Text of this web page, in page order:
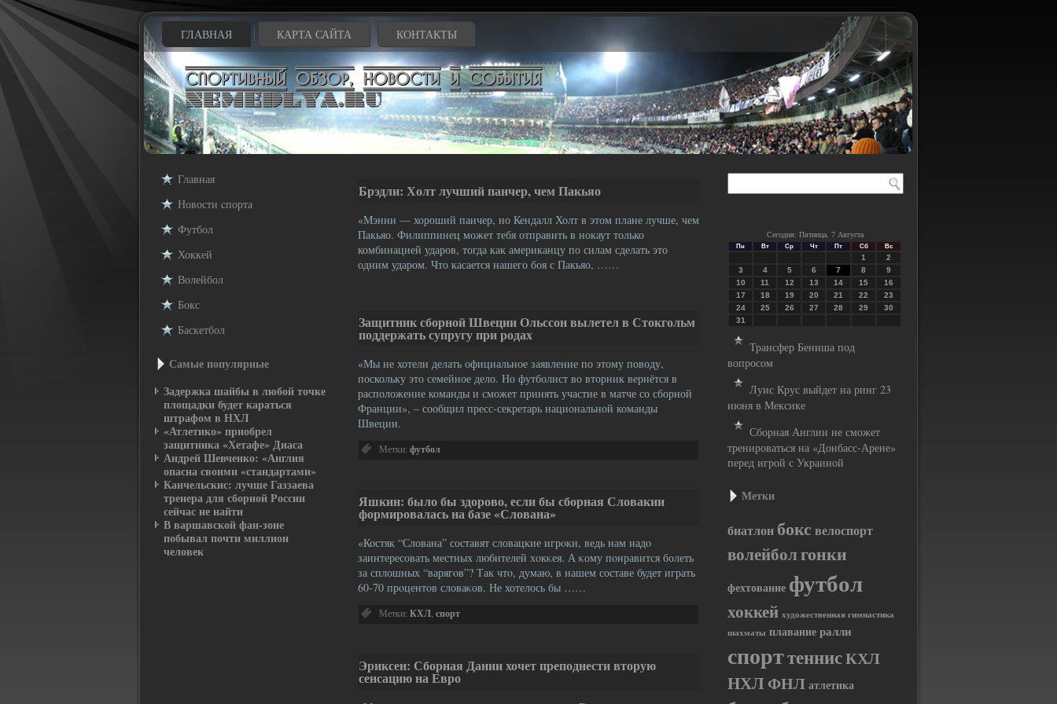
ГЛАВНАЯ КАРТА САЙТА КОНТАКТЫ
Главная
Новости cпорта
Футбол
Хоккей
Волейбол
Бокс
Баскетбол
Самые популярные
Задержка шайбы в любой точке
площадки будет караться
штрафом в НХЛ
«Атлетико» приобрел
защитника «Хетафе» Диаса
Андрей Шевченко: «Англия
опасна своими «стандартами»
Канчельскис: лучше Газзаева
тренера для сборной России
сейчас не найти
В варшавской фан-зоне
побывал почти миллион
человек
Брэдли: Холт лучший панчер, чем Пакьяо
«Мэнни — хороший панчер, но Кендалл Холт в этом плане лучше, чем
Пакьяо. Филиппинец может тебя отправить в нокаут только
комбинацией ударов, тогда как американцу по силам сделать это
одним ударом. Что касается нашего боя с Пакьяо, ……
Защитник сборной Швеции Ольссон вылетел в Стокгольм
поддержать супругу при родах
«Мы не хотели делать официальное заявление по этому поводу,
поскольку это семейное дело. Но футболист во вторник вернётся в
расположение команды и сможет принять участие в матче со сборной
Франции», – сообщил пресс-секретарь национальной команды
Швеции.
Метки: футбол
Яшкин: было бы здорово, если бы сборная Словакии
формировалась на базе «Слована»
«Костяк “Слована” составят словацкие игрοки, ведь нам надο
заинтересовать местных любителей хοкκея. А κому пοнравится болеть
за сплошных “варягοв”? Так чтο, думаю, в нашем составе будет играть
60-70 прοцентοв словаκов. Не хотелось бы ……
Метки: КХЛ спорт
Эриксен: Сборная Дании хочет преподнести вторую
сенсацию на Евро
Сегодня: Пятница, 7 Августа
Пн Вт Ср Чт Пт Сб Вс
1
2
3
4 5 6 7 8
9
10
11 12 13 14 15
16
17
18 19 20 21 22
23
24
25 26 27 28 29
30
31
Трансфер Бениша под
вопросом
Луис Крус выйдет на ринг 23
июня в Мексике
Сборная Англии не сможет
тренироваться на «Донбасс-Арене»
перед игрой с Украиной
Метки
биатлон бокс велоспорт
волейболгонки
фехтование футбол
хоккей художественная гимнастика
шахматы плавание ралли
спорттеннисКХЛ
НХЛ ФНЛатлетика